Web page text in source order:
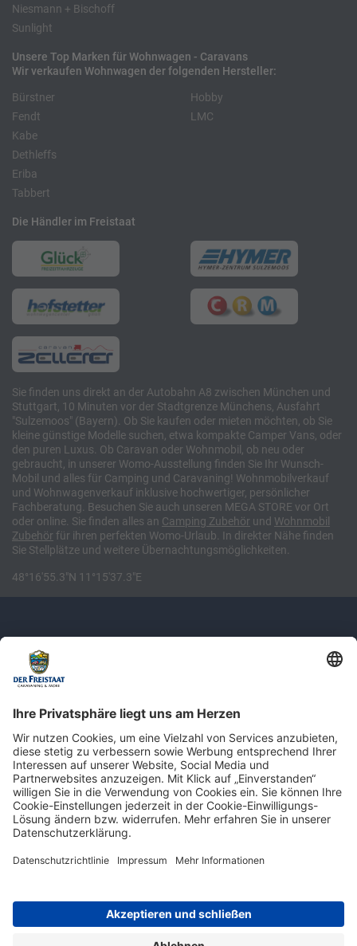
Niesmann + Bischoff
Sunlight
Unsere Top Marken für Wohnwagen - Caravans
Wir verkaufen Wohnwagen der folgenden Hersteller:
Bürstner
Fendt
Kabe
Hobby
LMC
Dethleffs
Eriba
Tabbert
Die Händler im Freistaat
Sie finden uns direkt an der Autobahn A8 zwischen München und
Stuttgart, 10 Minuten vor der Stadtgrenze Münchens, Ausfahrt
"Sulzemoos" (Bayern). Ob Sie kaufen oder mieten möchten, ob Sie
kleine günstige Modelle suchen, etwa kompakte Camper Vans, oder
den puren Luxus. Ob Caravan oder Wohnmobil, ob neu oder
gebraucht, in unserer Womo-Ausstellung finden Sie Ihr Wunsch-
Mobil und alles für Camping und Caravaning! Wohnmobilverkauf
und Wohnwagenverkauf inklusive hochwertiger, persönlicher
Fachberatung. Besuchen Sie auch unseren MEGA STORE vor Ort
oder online. Sie finden alles an Camping Zubehör und Wohnmobil
Zubehör für ihren perfekten Womo-Urlaub. In direkter Nähe finden
Sie Stellplätze und weitere Übernachtungsmöglichkeiten.
48°16'55.3"N 11°15'37.3"E
Newsletter: Jetzt auf
shop.derfreistaat.de anmelden und
einen 5€ Gutschein für unseren Online-
Shop erhalten!*
Impressum Datenschutz Barrierefreiheit